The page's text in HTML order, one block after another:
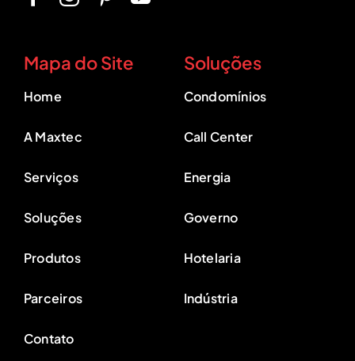
Mapa do Site
Home
A Maxtec
Serviços
Soluções
Produtos
Parceiros
Contato
Soluções
Condomínios
Call Center
Energia
Governo
Hotelaria
Indústria